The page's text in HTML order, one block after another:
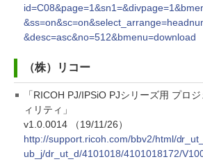
&desc=asc&no=512&bmenu=download
（株）リコー
「RICOH PJ/IPSiO PJシリーズ用 プロ
ィリティ」
v1.0.0014 （19/11/26）
http://support.ricoh.com/bbv2/html/
ub_j/dr_ut_d/4101018/4101018172/